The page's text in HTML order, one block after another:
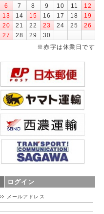
6
7 8 9 10 11
12
13
14 15 16 17 18
19
20
21 22 23 24 25
26
27
28 29
30
※赤字は休業日です
ログイン
メールアドレス